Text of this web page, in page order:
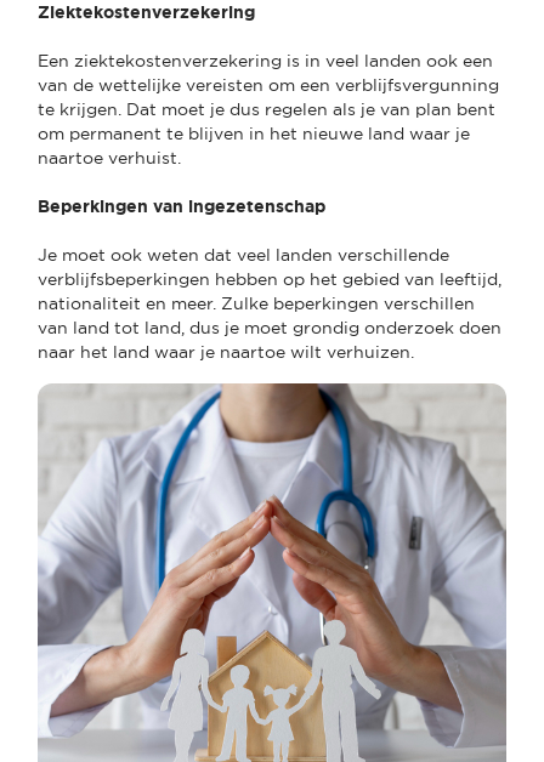
Ziektekostenverzekering
Een ziektekostenverzekering is in veel landen ook een
van de wettelijke vereisten om een verblijfsvergunning
te krijgen. Dat moet je dus regelen als je van plan bent
om permanent te blijven in het nieuwe land waar je
naartoe verhuist.
Beperkingen van ingezetenschap
Je moet ook weten dat veel landen verschillende
verblijfsbeperkingen hebben op het gebied van leeftijd,
nationaliteit en meer. Zulke beperkingen verschillen
van land tot land, dus je moet grondig onderzoek doen
naar het land waar je naartoe wilt verhuizen.